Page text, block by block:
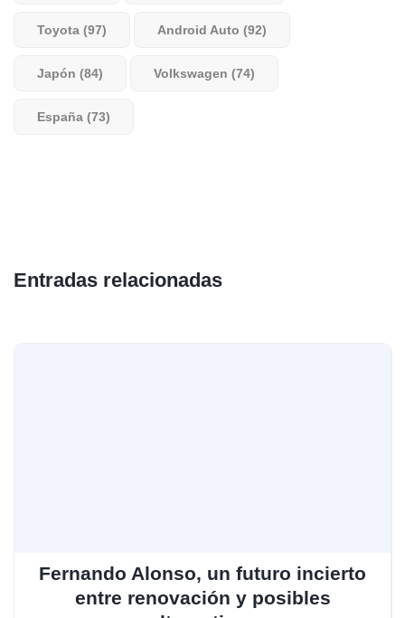
Toyota (97) Android Auto (92)
Japón (84) Volkswagen (74)
España (73)
Entradas relacionadas
Fernando Alonso, un futuro incierto
entre renovación y posibles